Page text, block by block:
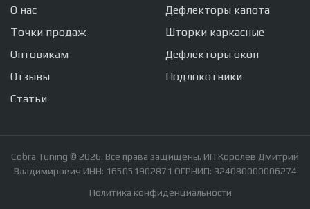
О нас
Точки продаж
Оптовикам
Отзывы
Статьи
Дефлекторы капота
Шторки каркасные
Дефлекторы окон
Подлокотники
Cobra Tuning © 2026. Все права защищены. ИП Королев Дмитрий
Владимирович ИНН: 165051902871 ОГРНИП: 324080000006274
Политика конфиденциальности